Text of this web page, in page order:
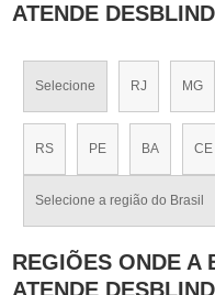
ATENDE
Selecione RJ MG
RS PE BA CE
Selecione a região do Brasil
REGIÕES ONDE A
ATENDE